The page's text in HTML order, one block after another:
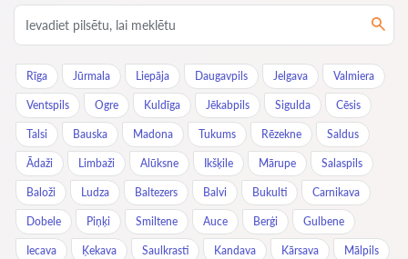
Rīga Jūrmala Liepāja Daugavpils Jelgava Valmiera
Ventspils Ogre Kuldīga Jēkabpils Sigulda Cēsis
Talsi Bauska Madona Tukums Rēzekne Saldus
Ādaži Limbaži Alūksne Ikšķile Mārupe Salaspils
Baloži Ludza Baltezers Balvi Bukulti Carnikava
Dobele Piņķi Smiltene Auce Berģi Gulbene
Iecava Ķekava Saulkrasti Kandava Kārsava Mālpils